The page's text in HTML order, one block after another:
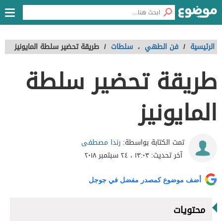
الرئيسية / فن الطهي ، سلطات / طريقة تحضير سلطة المايونيز
طريقة تحضير سلطة
المايونيز
تمت الكتابة بواسطة: رندا مصطفى
آخر تحديث:١٣:٠٣ ، ٢٤ سبتمبر ٢٠١٨
أضف موضوع كمصدر مفضل في جوجل
محتويات